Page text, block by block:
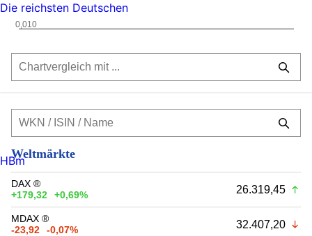
0,010
Weltmärkte
DAX ®
+179,32
+0,69% 26.319,45
MDAX ®
-23,92
-0,07% 32.407,20
Die reichsten Deutschen
HBm